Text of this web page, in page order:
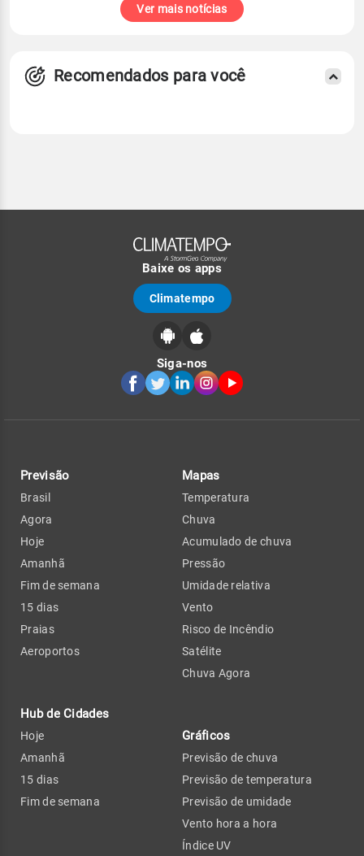
Ver mais notícias
Recomendados para você
Baixe os apps
Climatempo
Siga-nos
Previsão
Brasil
Agora
Hoje
Amanhã
Fim de semana
15 dias
Praias
Aeroportos
Hub de Cidades
Hoje
Amanhã
15 dias
Fim de semana
Mapas
Temperatura
Chuva
Acumulado de chuva
Pressão
Umidade relativa
Vento
Risco de Incêndio
Satélite
Chuva Agora
Gráficos
Previsão de chuva
Previsão de temperatura
Previsão de umidade
Vento hora a hora
Índice UV